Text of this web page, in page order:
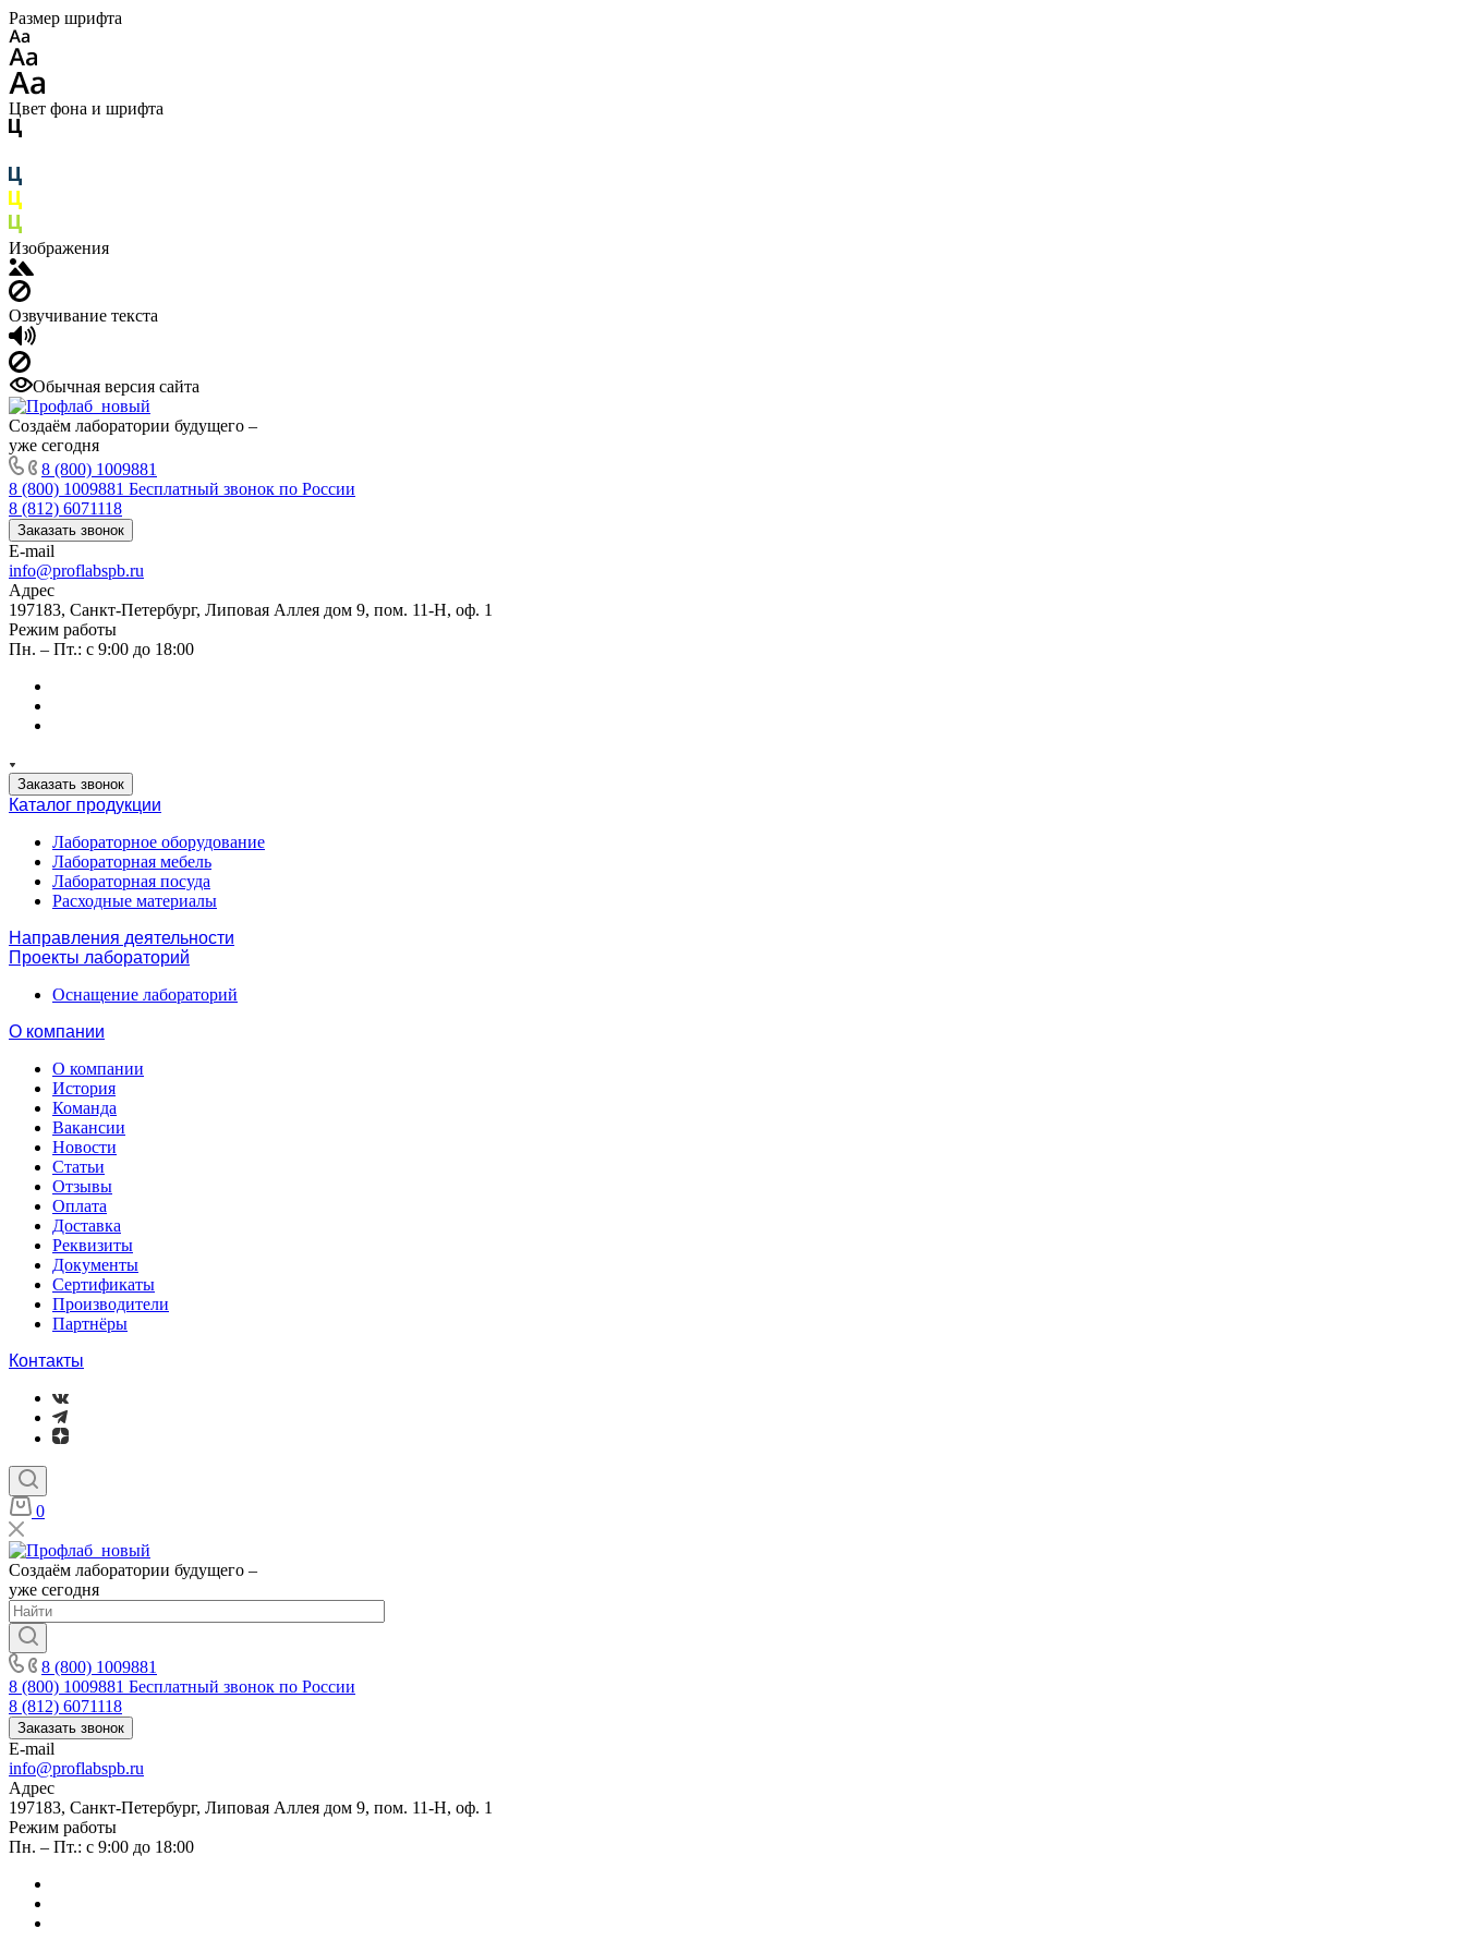
Размер шрифта
Цвет фона и шрифта
Изображения
Озвучивание текста
Обычная версия сайта
Создаём лаборатории будущего –
уже сегодня
8 (800) 1009881
8 (800) 1009881 Бесплатный звонок по России
8 (812) 6071118
Заказать звонок
E-mail
info@proflabspb.ru
Адрес
197183, Санкт-Петербург, Липовая Аллея дом 9, пом. 11-Н, оф. 1
Режим работы
Пн. – Пт.: с 9:00 до 18:00
Заказать звонок
Каталог продукции
Лабораторное оборудование
Лабораторная мебель
Лабораторная посуда
Расходные материалы
Направления деятельности
Проекты лабораторий
Оснащение лабораторий
О компании
О компании
История
Команда
Вакансии
Новости
Статьи
Отзывы
Оплата
Доставка
Реквизиты
Документы
Сертификаты
Производители
Партнёры
Контакты
0
Создаём лаборатории будущего –
уже сегодня
8 (800) 1009881
8 (800) 1009881 Бесплатный звонок по России
8 (812) 6071118
Заказать звонок
E-mail
info@proflabspb.ru
Адрес
197183, Санкт-Петербург, Липовая Аллея дом 9, пом. 11-Н, оф. 1
Режим работы
Пн. – Пт.: с 9:00 до 18:00